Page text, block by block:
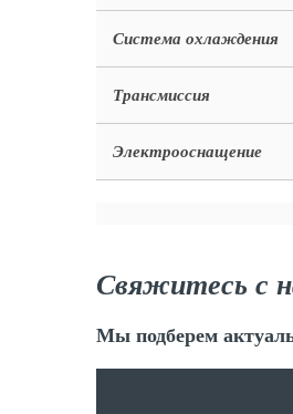
Система охлаждения
Трансмиссия
Электрооснащение
Свяжитесь с
Мы подберем